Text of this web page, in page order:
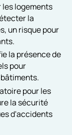
les logements
la
un risque pour
la présence de
pour
pour les
la sécurité
d'accidents